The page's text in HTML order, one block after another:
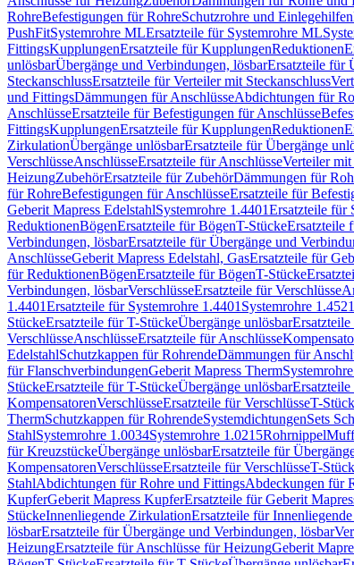
RohreBefestigungen für RohreSchutzrohre und Einlegehilfen
PushFitSystemrohre MLErsatzteile für Systemrohre ML
FittingsKupplungenErsatzteile für KupplungenReduktionen
unlösbarÜbergänge und Verbindungen, lösbarErsatzteile für
SteckanschlussErsatzteile für Verteiler mit Steckanschluss
und FittingsDämmungen für AnschlüsseAbdichtungen für
AnschlüsseErsatzteile für Befestigungen für Anschlüsse
FittingsKupplungenErsatzteile für KupplungenReduktionen
ZirkulationÜbergänge unlösbarErsatzteile für Übergänge
VerschlüsseAnschlüsseErsatzteile für AnschlüsseVerteiler
HeizungZubehörErsatzteile für ZubehörDämmungen für
für RohreBefestigungen für AnschlüsseErsatzteile für
Geberit Mapress EdelstahlSystemrohre 1.4401Ersatzteile für
ReduktionenBögenErsatzteile für BögenT-StückeErsatzteile
Verbindungen, lösbarErsatzteile für Übergänge und
AnschlüsseGeberit Mapress Edelstahl, GasErsatzteile für
für ReduktionenBögenErsatzteile für BögenT-Stücke
Verbindungen, lösbarVerschlüsseErsatzteile für Verschlüsse
1.4401Ersatzteile für Systemrohre 1.4401 Systemrohre 1.4521
StückeErsatzteile für T-StückeÜbergänge unlösbar
VerschlüsseAnschlüsseErsatzteile für Anschlüsse
EdelstahlSchutzkappen für RohrendeDämmungen für
für FlanschverbindungenGeberit Mapress Therm
StückeErsatzteile für T-StückeÜbergänge unlösbar
KompensatorenVerschlüsseErsatzteile für VerschlüsseT-
ThermSchutzkappen für RohrendeSystemdichtungenSets
StahlSystemrohre 1.0034Systemrohre 1.0215Rohrnippel
für KreuzstückeÜbergänge unlösbarErsatzteile für
KompensatorenVerschlüsseErsatzteile für VerschlüsseT-
StahlAbdichtungen für Rohre und FittingsAbdeckungen für
KupferGeberit Mapress KupferErsatzteile für Geberit
StückeInnenliegende ZirkulationErsatzteile für
lösbarErsatzteile für Übergänge und Verbindungen, lösbar
HeizungErsatzteile für Anschlüsse für HeizungGeberit